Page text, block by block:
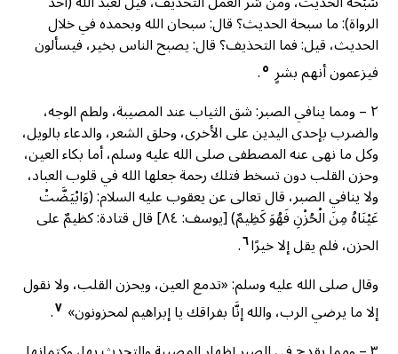
الرواة): ما سبحة الحديث؟ قال: سبحان الله وبحمده في خلال
الحديث، قيل: فما التحذيف؟ قال: يصبح الناس بخير، فيسألون
فيزعمون أنهم بشرٍ ٥.
٢ – ومما ينافي الصبر: شق الثياب عند المصيبة، ولطم الوجه،
والضرب بإحدى اليدين على الأخرى، وحلق الشعر، والدعاء بالويل،
وكل ما نهى عنه المصطفى صلى الله عليه وسلم، أما بكاء العين،
وحزن القلب دون تسخط فتلك رحمة جعلها الله في قلوب العباد،
ولا ينافي الصبر، قال تعالى عن يعقوب عليه السلام: (وَابْيَضَّتْ
عَيْنَاهُ مِنَ الْحُزْنِ فَهُوَ كَظِيمٌ) [يوسف: ٨٤] قال قتادة: كظيمٌ على
الحزن، فلم يقل إلا خيرًا٦.
وقال صلى الله عليه وسلم: «تدمع العين، ويحزن القلب، ولا نقول
إلا ما يرضي الرب، والله إنَّا بفراقك يا إبراهيم لمحزونون» ٧.